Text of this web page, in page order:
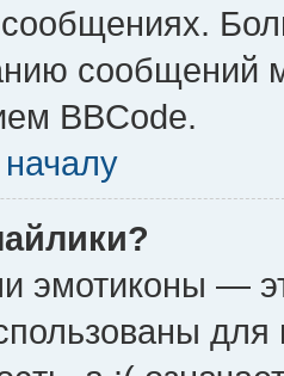
сообщений
BBCode.
эмотиконы —